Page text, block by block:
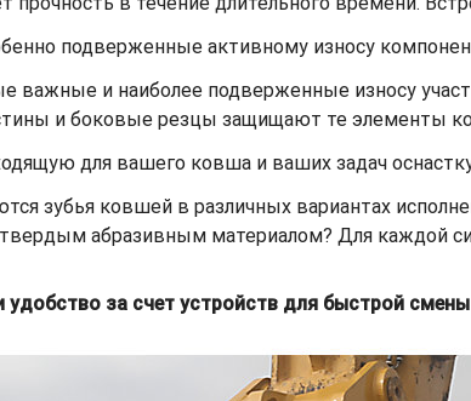
подверженные активному износу
важные и наиболее подверженные износу
и боковые резцы защищают те элементы
для вашего ковша и ваших задач
зубья ковшей в различных вариантах
абразивным материалом? Для каждой
удобство за счет устройств для быстрой